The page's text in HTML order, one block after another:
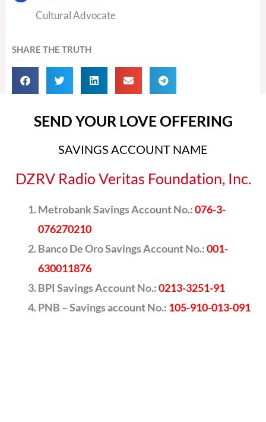
Cultural Advocate
SHARE THE TRUTH
SEND YOUR LOVE OFFERING
SAVINGS ACCOUNT NAME
DZRV Radio Veritas Foundation, Inc.
Metrobank Savings Account No.:076-3-
076270210
Banco De Oro Savings Account No.:001-
630011876
BPI Savings Account No.:0213-3251-91
PNB – Savings account No.: 105-910-013-091